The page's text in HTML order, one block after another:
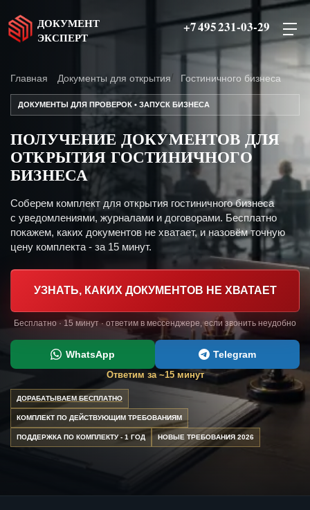
ДОКУМЕНТ
ЭКСПЕРТ
+7 495 231-03-29
Главная Документы для открытия Гостиничного бизнеса
ДОКУМЕНТЫ ДЛЯ ПРОВЕРОК • ЗАПУСК БИЗНЕСА
ПОЛУЧЕНИЕ ДОКУМЕНТОВ ДЛЯ
ОТКРЫТИЯ ГОСТИНИЧНОГО
БИЗНЕСА
Соберем комплект для открытия гостиничного бизнеса
с уведомлениями, журналами и договорами. Бесплатно
покажем, каких документов не хватает, и назовём точную
цену комплекта - за 15 минут.
УЗНАТЬ, КАКИХ ДОКУМЕНТОВ НЕ ХВАТАЕТ
Бесплатно · 15 минут · ответим в мессенджере, если звонить неудобно
WhatsApp Telegram
Ответим за ~15 минут
ДОРАБАТЫВАЕМ БЕСПЛАТНО
КОМПЛЕКТ ПО ДЕЙСТВУЮЩИМ ТРЕБОВАНИЯМ
ПОДДЕРЖКА ПО КОМПЛЕКТУ - 1 ГОД НОВЫЕ ТРЕБОВАНИЯ 2026